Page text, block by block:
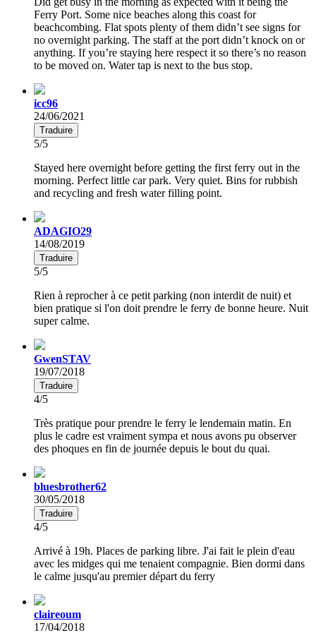
Ferry Port. Some nice beaches along this coast for
beachcombing. Flat spots plenty of them didn’t see signs for
no overnight parking. The staff at the port didn’t knock on or
anything. If you’re staying here respect it so there’s no reason
to be moved on. Water tap is next to the bus stop.
icc96
24/06/2021
Traduire
5/5
Stayed here overnight before getting the first ferry out in the
morning. Perfect little car park. Very quiet. Bins for rubbish
and recycling and fresh water filling point.
ADAGIO29
14/08/2019
Traduire
5/5
Rien à reprocher à ce petit parking (non interdit de nuit) et
bien pratique si l'on doit prendre le ferry de bonne heure. Nuit
super calme.
GwenSTAV
19/07/2018
Traduire
4/5
Très pratique pour prendre le ferry le lendemain matin. En
plus le cadre est vraiment sympa et nous avons pu observer
des phoques en fin de journée depuis le bout du quai.
bluesbrother62
30/05/2018
Traduire
4/5
Arrivé à 19h. Places de parking libre. J'ai fait le plein d'eau
avec les midges qui me tenaient compagnie. Bien dormi dans
le calme jusqu'au premier départ du ferry
claireoum
17/04/2018